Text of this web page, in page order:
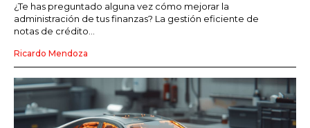
¿Te has preguntado alguna vez cómo mejorar la
administración de tus finanzas? La gestión eficiente de
notas de crédito...
Ricardo Mendoza